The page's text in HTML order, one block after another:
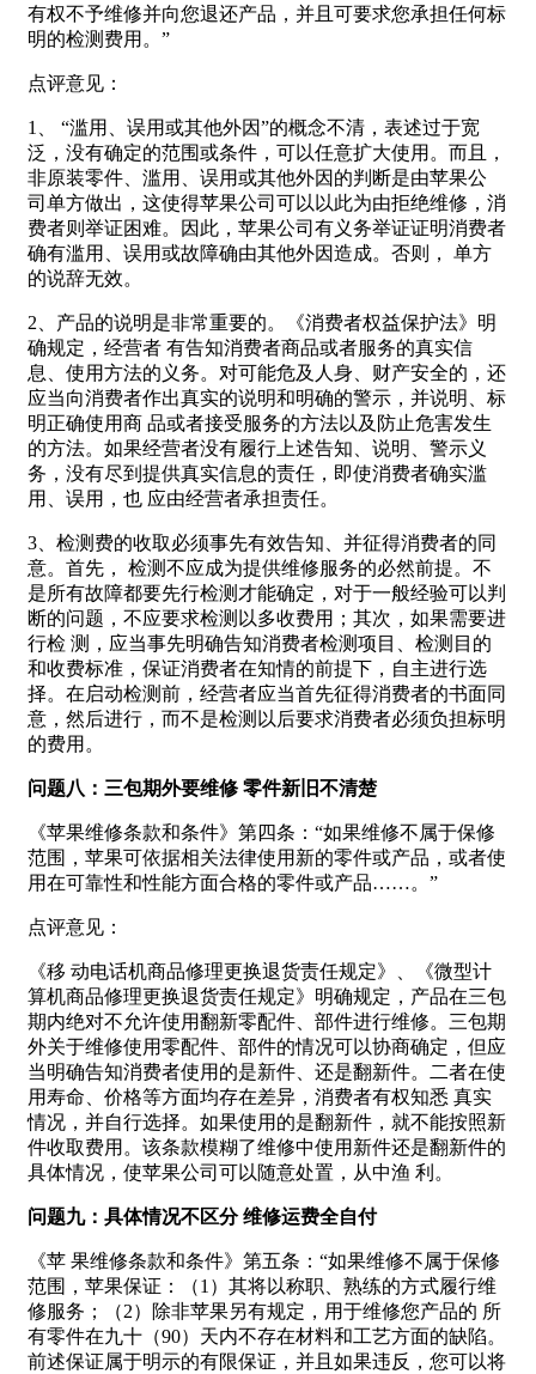
有权不予维修并向您退还产品，并且可要求您承担任何标
明的检测费用。”
点评意见：
1、 “滥用、误用或其他外因”的概念不清，表述过于宽
泛，没有确定的范围或条件，可以任意扩大使用。而且，
非原装零件、滥用、误用或其他外因的判断是由苹果公
司单方做出，这使得苹果公司可以以此为由拒绝维修，消
费者则举证困难。因此，苹果公司有义务举证证明消费者
确有滥用、误用或故障确由其他外因造成。否则， 单方
的说辞无效。
2、产品的说明是非常重要的。《消费者权益保护法》明
确规定，经营者 有告知消费者商品或者服务的真实信
息、使用方法的义务。对可能危及人身、财产安全的，还
应当向消费者作出真实的说明和明确的警示，并说明、标
明正确使用商 品或者接受服务的方法以及防止危害发生
的方法。如果经营者没有履行上述告知、说明、警示义
务，没有尽到提供真实信息的责任，即使消费者确实滥
用、误用，也 应由经营者承担责任。
3、检测费的收取必须事先有效告知、并征得消费者的同
意。首先， 检测不应成为提供维修服务的必然前提。不
是所有故障都要先行检测才能确定，对于一般经验可以判
断的问题，不应要求检测以多收费用；其次，如果需要进
行检 测，应当事先明确告知消费者检测项目、检测目的
和收费标准，保证消费者在知情的前提下，自主进行选
择。在启动检测前，经营者应当首先征得消费者的书面同
意，然后进行，而不是检测以后要求消费者必须负担标明
的费用。
问题八：三包期外要维修 零件新旧不清楚
《苹果维修条款和条件》第四条：“如果维修不属于保修
范围，苹果可依据相关法律使用新的零件或产品，或者使
用在可靠性和性能方面合格的零件或产品……。”
点评意见：
《移 动电话机商品修理更换退货责任规定》、《微型计
算机商品修理更换退货责任规定》明确规定，产品在三包
期内绝对不允许使用翻新零配件、部件进行维修。三包期
外关于维修使用零配件、部件的情况可以协商确定，但应
当明确告知消费者使用的是新件、还是翻新件。二者在使
用寿命、价格等方面均存在差异，消费者有权知悉 真实
情况，并自行选择。如果使用的是翻新件，就不能按照新
件收取费用。该条款模糊了维修中使用新件还是翻新件的
具体情况，使苹果公司可以随意处置，从中渔 利。
问题九：具体情况不区分 维修运费全自付
《苹 果维修条款和条件》第五条：“如果维修不属于保修
范围，苹果保证：（1）其将以称职、熟练的方式履行维
修服务；（2）除非苹果另有规定，用于维修您产品的 所
有零件在九十（90）天内不存在材料和工艺方面的缺陷。
前述保证属于明示的有限保证，并且如果违反，您可以将